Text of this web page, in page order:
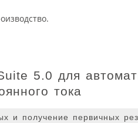
5.0 для
тока
получение первичных